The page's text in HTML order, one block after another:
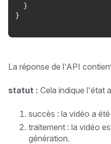
  }
}
La réponse de l'API
statut : Cela indique l'état
succès : la vidéo a
traitement : la vidéo
génération.